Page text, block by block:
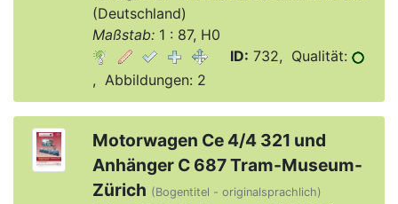
(Deutschland)
Maßstab:1 : 87, H0
ID: 732, Qualität:
, Abbildungen: 2
Motorwagen Ce 4/4 321 und
Anhänger C 687 Tram-Museum-
Zürich (Bogentitel - originalsprachlich)